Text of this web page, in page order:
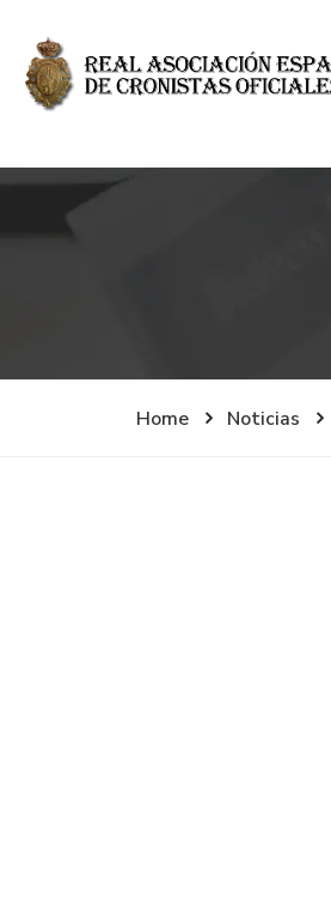
Home Noticias